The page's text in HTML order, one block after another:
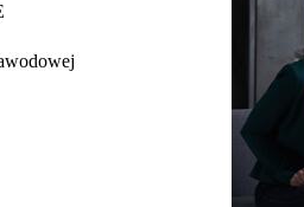
miesięczne brutto
uśrednione dla
do której należy ten